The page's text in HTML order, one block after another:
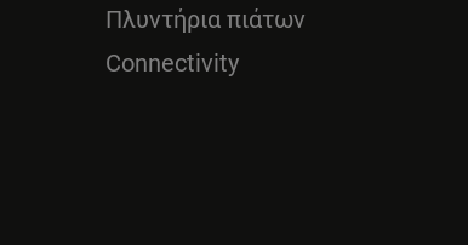
Πλυντήρια πιάτων
Connectivity